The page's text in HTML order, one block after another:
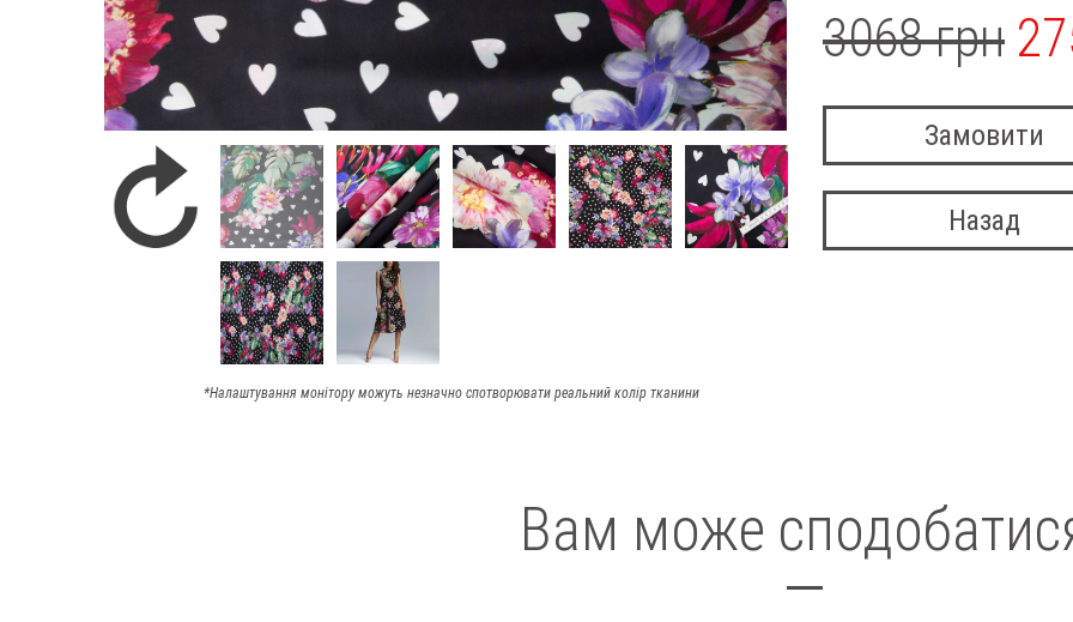
*Налаштування монітору можуть незначно спотворювати реальний колір тканини
3068 грн
Замовити
Назад
Вам може